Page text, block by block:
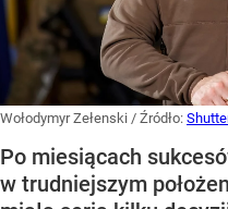
Wołodymyr Zełenski / Źródło:
Po miesiącach
w trudniejszym